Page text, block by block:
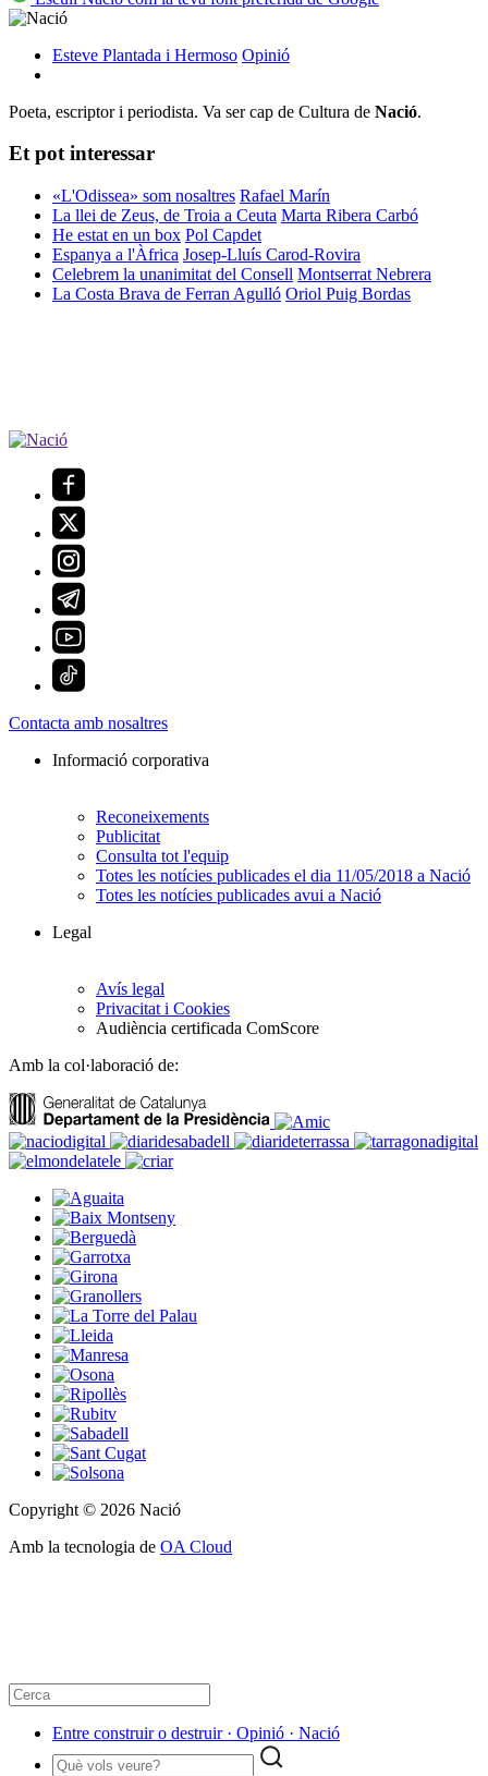
Esteve Plantada i Hermoso Opinió
Poeta, escriptor i periodista. Va ser cap de Cultura de Nació.
Et pot interessar
«L'Odissea» som nosaltres Rafael Marín
La llei de Zeus, de Troia a Ceuta Marta Ribera Carbó
He estat en un box Pol Capdet
Espanya a l'Àfrica Josep-Lluís Carod-Rovira
Celebrem la unanimitat del Consell Montserrat Nebrera
La Costa Brava de Ferran Agulló Oriol Puig Bordas
Contacta amb nosaltres
Informació corporativa
Reconeixements
Publicitat
Consulta tot l'equip
Totes les notícies publicades el dia 11/05/2018 a Nació
Totes les notícies publicades avui a Nació
Legal
Avís legal
Privacitat i Cookies
Audiència certificada ComScore
Amb la col·laboració de:
Copyright © 2026 Nació
Amb la tecnologia de OA Cloud
Entre construir o destruir · Opinió · Nació